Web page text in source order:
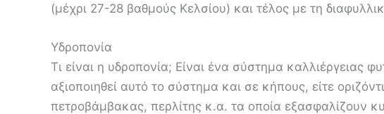
(μέχρι 27-28 βαθμούς Κελσίου) και τέλος με τη
Υδροπονία
Τι είναι η υδροπονία; Είναι ένα σύστημα
αξιοποιηθεί αυτό το σύστημα και σε κήπους, είτε
πετροβάμβακας, περλίτης κ.α. τα οποία εξασφαλίζουν